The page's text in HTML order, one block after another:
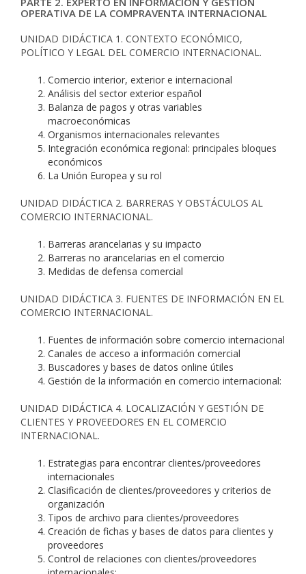
OPERATIVA DE LA COMPRAVENTA INTERNACIONAL
UNIDAD DIDÁCTICA 1. CONTEXTO ECONÓMICO,
POLÍTICO Y LEGAL DEL COMERCIO INTERNACIONAL.
Comercio interior, exterior e internacional
Análisis del sector exterior español
Balanza de pagos y otras variables
macroeconómicas
Organismos internacionales relevantes
Integración económica regional: principales bloques
económicos
La Unión Europea y su rol
UNIDAD DIDÁCTICA 2. BARRERAS Y OBSTÁCULOS AL
COMERCIO INTERNACIONAL.
Barreras arancelarias y su impacto
Barreras no arancelarias en el comercio
Medidas de defensa comercial
UNIDAD DIDÁCTICA 3. FUENTES DE INFORMACIÓN EN EL
COMERCIO INTERNACIONAL.
Fuentes de información sobre comercio internacional
Canales de acceso a información comercial
Buscadores y bases de datos online útiles
Gestión de la información en comercio internacional:
UNIDAD DIDÁCTICA 4. LOCALIZACIÓN Y GESTIÓN DE
CLIENTES Y PROVEEDORES EN EL COMERCIO
INTERNACIONAL.
Estrategias para encontrar clientes/proveedores
internacionales
Clasificación de clientes/proveedores y criterios de
organización
Tipos de archivo para clientes/proveedores
Creación de fichas y bases de datos para clientes y
proveedores
Control de relaciones con clientes/proveedores